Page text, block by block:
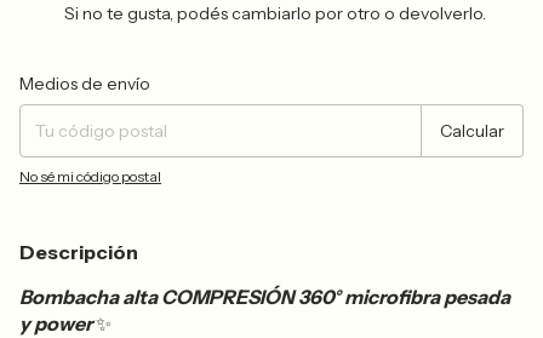
Si no te gusta, podés cambiarlo por otro o devolverlo.
Entregas para el CP:
Medios de envío
Calcular
No sé mi código postal
Descripción
Bombacha alta COMPRESIÓN 360° microfibra pesada
y power✨